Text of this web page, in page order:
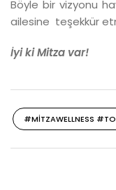
Böyle bir vizyonu
ailesine teşekkür
İyi ki Mitza var!
#MITZAWELLNESS